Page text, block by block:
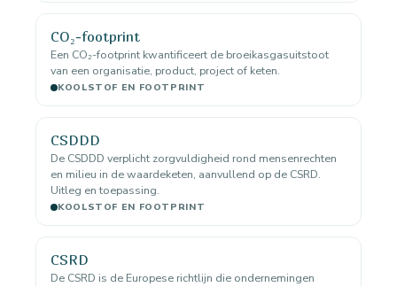
CO₂-footprint
Een CO₂-footprint kwantificeert de broeikasgasuitstoot
van een organisatie, product, project of keten.
KOOLSTOF EN FOOTPRINT
CSDDD
De CSDDD verplicht zorgvuldigheid rond mensenrechten
en milieu in de waardeketen, aanvullend op de CSRD.
Uitleg en toepassing.
KOOLSTOF EN FOOTPRINT
CSRD
De CSRD is de Europese richtlijn die ondernemingen